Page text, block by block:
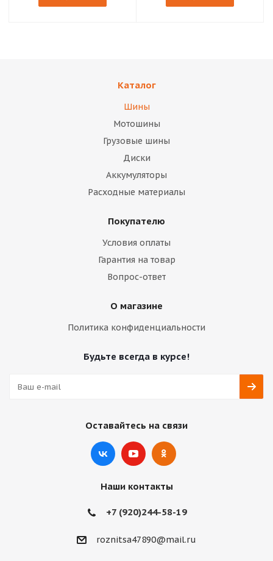
Каталог
Шины
Мотошины
Грузовые шины
Диски
Аккумуляторы
Расходные материалы
Покупателю
Условия оплаты
Гарантия на товар
Вопрос-ответ
О магазине
Политика конфиденциальности
Будьте всегда в курсе!
Оставайтесь на связи
Наши контакты
+7 (920)244-58-19
roznitsa47890@mail.ru